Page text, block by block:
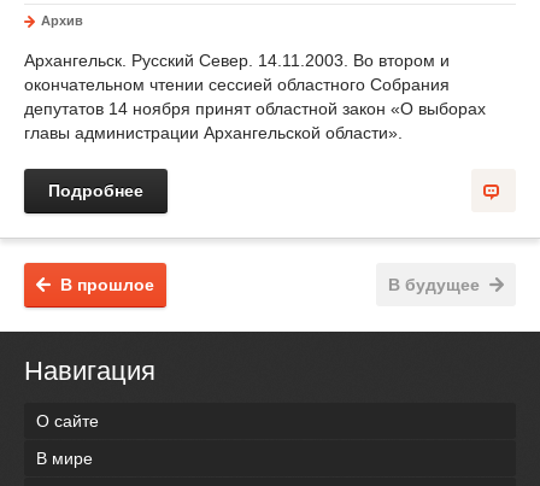
Архив
Архангельск. Русский Север. 14.11.2003. Во втором и
окончательном чтении сессией областного Собрания
депутатов 14 ноября принят областной закон «О выборах
главы администрации Архангельской области».
Подробнее
В будущее
В прошлое
Навигация
О сайте
В мире